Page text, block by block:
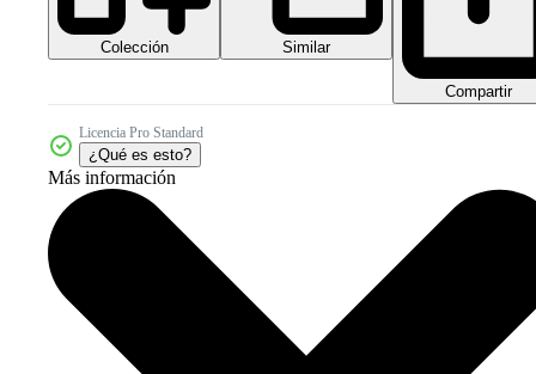
Colección Similar
Compartir
Licencia Pro Standard
¿Qué es esto?
Más información